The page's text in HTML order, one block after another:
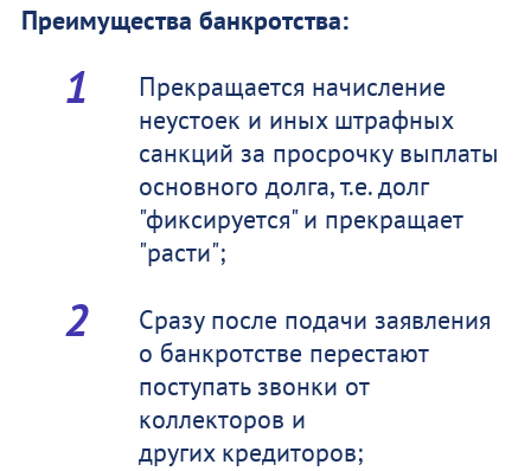
Преимущества банкротства:
Прекращается начисление
неустоек и иных штрафных
санкций за просрочку выплаты
основного долга, т.е. долг
"фиксируется" и прекращает
"расти";
Сразу после подачи заявления
о банкротстве перестают
поступать звонки от
коллекторов и
других кредиторов;